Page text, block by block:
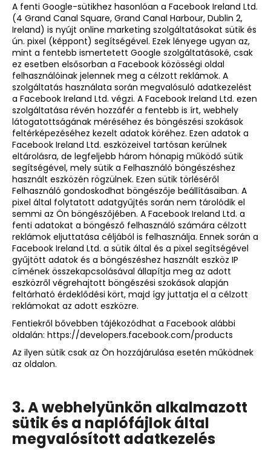
A fenti Google-sütikhez hasonlóan a Facebook Ireland Ltd.
(4 Grand Canal Square, Grand Canal Harbour, Dublin 2,
Ireland) is nyújt online marketing szolgáltatásokat sütik és
ún. pixel (képpont) segítségével. Ezek lényege ugyan az,
mint a fentebb ismertetett Google szolgáltatásoké, csak
ez esetben elsősorban a Facebook közösségi oldal
felhasználóinak jelennek meg a célzott reklámok. A
szolgáltatás használata során megvalósuló adatkezelést
a Facebook Ireland Ltd. végzi. A Facebook Ireland Ltd. ezen
szolgáltatása révén hozzáfér a fentebb is írt, webhely
látogatottságának méréséhez és böngészési szokások
feltérképezéséhez kezelt adatok köréhez. Ezen adatok a
Facebook Ireland Ltd. eszközeivel tartósan kerülnek
eltárolásra, de legfeljebb három hónapig működő sütik
segítségével, mely sütik a Felhasználó böngészéshez
használt eszközén rögzülnek. Ezen sütik törléséről
Felhasználó gondoskodhat böngészője beállításaiban. A
pixel által folytatott adatgyűjtés során nem tárolódik el
semmi az Ön böngészőjében. A Facebook Ireland Ltd. a
fenti adatokat a böngésző felhasználó számára célzott
reklámok eljuttatása céljából is felhasználja. Ennek során a
Facebook Ireland Ltd. a sütik által és a pixel segítségével
gyűjtött adatok és a böngészéshez használt eszköz IP
címének összekapcsolásával állapítja meg az adott
eszközről végrehajtott böngészési szokások alapján
feltárható érdeklődési kört, majd így juttatja el a célzott
reklámokat az adott eszközre.
Fentiekről bővebben tájékozódhat a Facebook alábbi
oldalán: https://developers.facebook.com/products
Az ilyen sütik csak az Ön hozzájárulása esetén működnek
az oldalon.
3. A webhelyünkön alkalmazott
sütik és a naplófájlok által
megvalósított adatkezelés